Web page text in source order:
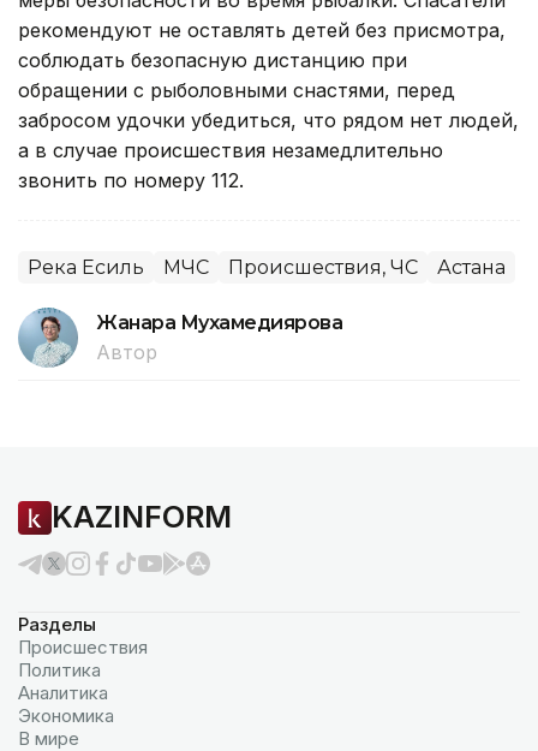
рекомендуют не оставлять детей без присмотра,
соблюдать безопасную дистанцию при
обращении с рыболовными снастями, перед
забросом удочки убедиться, что рядом нет людей,
а в случае происшествия незамедлительно
звонить по номеру 112.
Река Есиль МЧС Происшествия, ЧС Астана
Жанара Мухамедиярова
Автор
KAZINFORM
Разделы
Происшествия
Политика
Аналитика
Экономика
В мире